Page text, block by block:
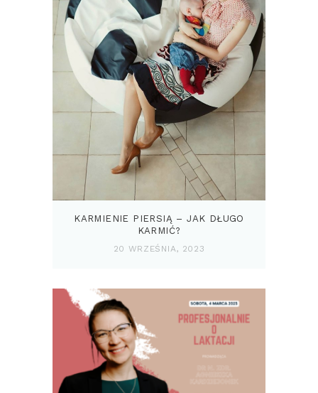
KARMIENIE PIERSIĄ – JAK DŁUGO
KARMIĆ?
20 WRZEŚNIA, 2023